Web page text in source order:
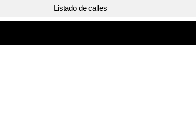
Listado de calles